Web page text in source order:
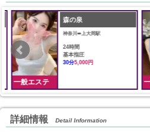
一般エステ
森の泉
神奈川➠上大岡駅
24時間
基本指圧
30分5,000円
一
詳細情報 Detail Information